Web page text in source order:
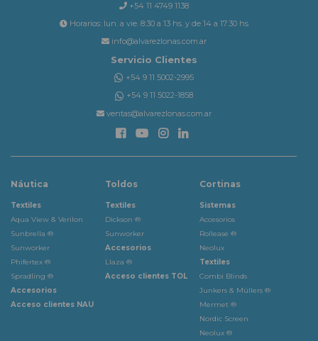
+54 11 4749 1138
Horarios: lun. a vie. 8:30 a 13 hs. y de 14 a 17:30 hs
info@alvarezlonas.com.ar
Servicio Clientes
+54 9 11 5002-2995
+54 9 11 5022-1858
ventas@alvarezlonas.com.ar
Náutica
Textiles
Aqua View & Verilon
Sunbrella ®
Sunworker
Phifertex ®
Spradling ®
Accesorios
Acceso clientes NAU
Toldos
Textiles
Dickson ®
Sunworker
Accesorios
Llaza ®
Acceso clientes TOL
Cortinas
Sistemas
Accesorios
Rollease ®
Neolux
Textiles
Combi Blinds
Junkers & Müllers ®
Mermet ®
Nordic Screen
Neolux ®